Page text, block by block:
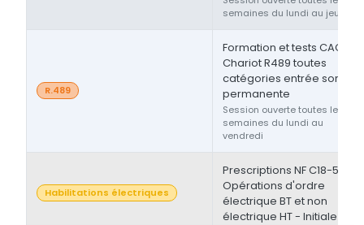
semaines du lundi au jeudi
R.489
Formation et tests CACES®
Chariot R489 toutes
catégories entrée sortie
permanente
Session ouverte toutes les
semaines du lundi au
vendredi
Habilitations électriques
Prescriptions NF C18-510 -
Opérations d'ordre
électrique BT et non
électrique HT - Initiale